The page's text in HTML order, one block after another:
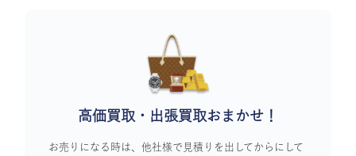
高価買取・出張買取おまかせ！
お売りになる時は、他社様で見積りを出してからにして